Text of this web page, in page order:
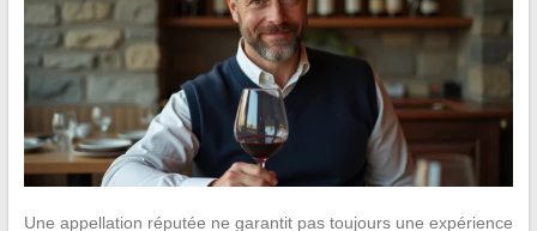
Une appellation réputée ne garantit pas toujours une expérience